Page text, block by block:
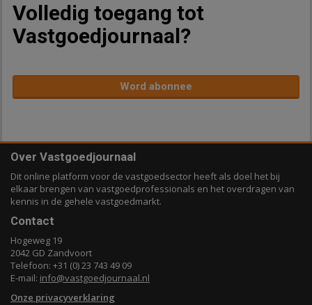
Volledig toegang tot
Vastgoedjournaal?
Word abonnee
Over Vastgoedjournaal
Dit online platform voor de vastgoedsector heeft als doel het bij
elkaar brengen van vastgoedprofessionals en het overdragen van
kennis in de gehele vastgoedmarkt.
Contact
Hogeweg 19
2042 GD Zandvoort
Telefoon: +31 (0) 23 743 49 09
E-mail: info@vastgoedjournaal.nl
Onze privacyverklaring